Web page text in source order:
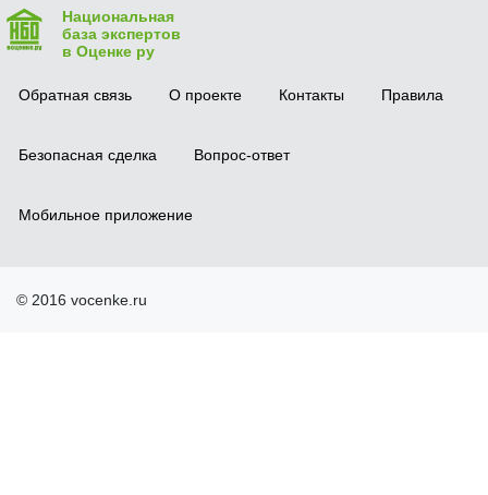
Национальная
база экспертов
в Оценке ру
Обратная связь О проекте Контакты Правила
Безопасная сделка Вопрос-ответ
Мобильное приложение
© 2016 vocenke.ru